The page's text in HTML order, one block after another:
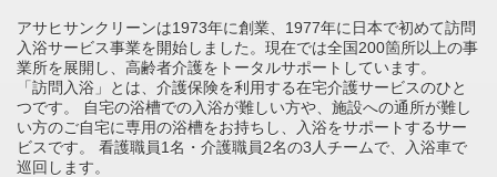
アサヒサンクリーンは1973年に創業、1977年に日本で初めて訪問
入浴サービス事業を開始しました。現在では全国200箇所以上の事
業所を展開し、高齢者介護をトータルサポートしています。
「訪問入浴」とは、介護保険を利用する在宅介護サービスのひと
つです。 自宅の浴槽での入浴が難しい方や、施設への通所が難し
い方のご自宅に専用の浴槽をお持ちし、入浴をサポートするサー
ビスです。 看護職員1名・介護職員2名の3人チームで、入浴車で
巡回します。